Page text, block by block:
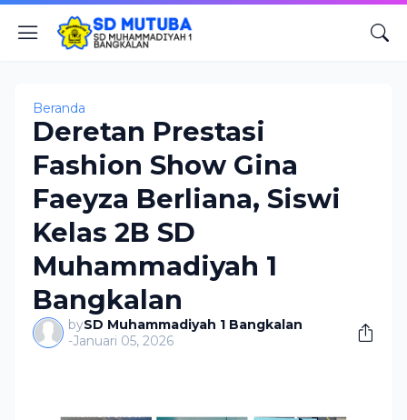
Beranda
Deretan Prestasi
Fashion Show Gina
Faeyza Berliana, Siswi
Kelas 2B SD
Muhammadiyah 1
Bangkalan
bySD Muhammadiyah 1 Bangkalan
-Januari 05, 2026